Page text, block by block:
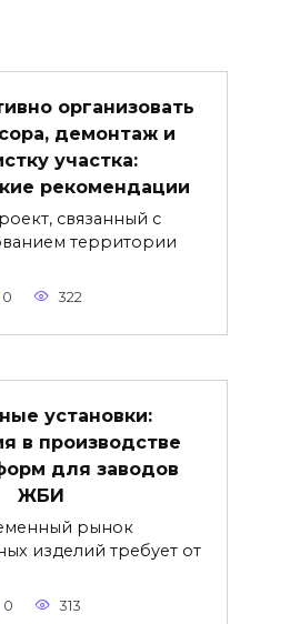
организовать
демонтаж и
участка:
рекомендации
связанный с
территории
0 322
установки:
в производстве
для заводов
ЖБИ
рынок
изделий требует от
0 313